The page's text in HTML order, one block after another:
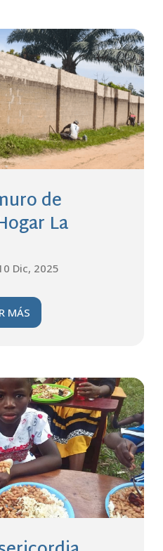
de
La
Dic, 2025
MÁS